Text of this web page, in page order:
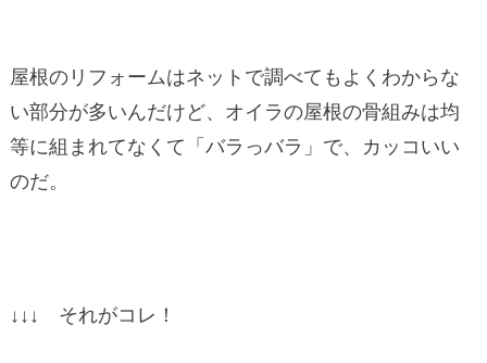
屋根のリフォームはネットで調べてもよくわからな
い部分が多いんだけど、オイラの屋根の骨組みは均
等に組まれてなくて「バラっバラ」で、カッコいい
のだ。
↓↓↓ それがコレ！